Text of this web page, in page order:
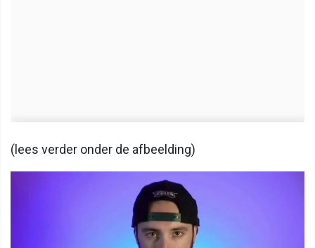
(lees verder onder de afbeelding)